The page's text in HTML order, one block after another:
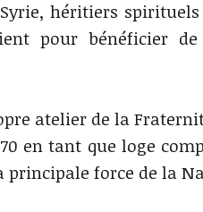
héritiers
pour bénéficier de
atelier de la
en tant que loge
force de la